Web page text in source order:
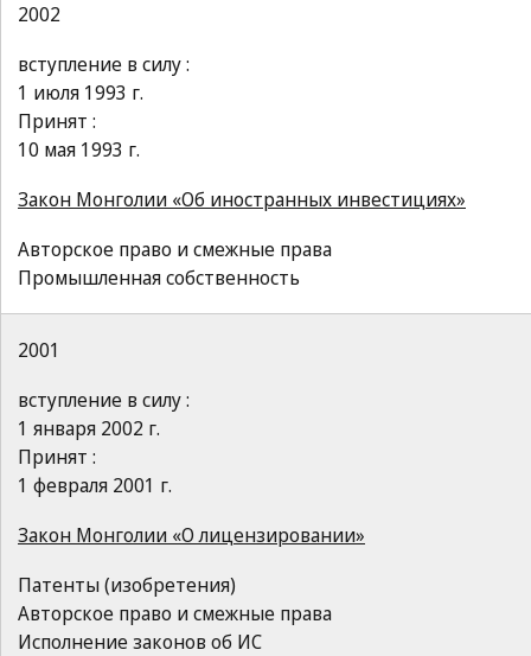
2002
вступление в силу :
1 июля 1993 г.
Принят :
10 мая 1993 г.
Закон Монголии «Об иностранных инвестициях»
Авторское право и смежные права
Промышленная собственность
2001
вступление в силу :
1 января 2002 г.
Принят :
1 февраля 2001 г.
Закон Монголии «О лицензировании»
Патенты (изобретения)
Авторское право и смежные права
Исполнение законов об ИС